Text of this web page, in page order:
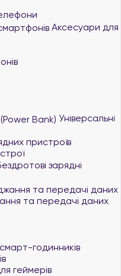
Аксесуари для
Універсальні
пристроїв
зарядні
та передачі даних
годинників
геймерів